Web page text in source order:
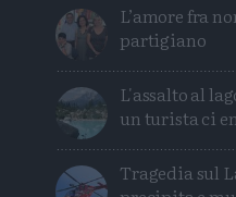
L’amore fra
partigiano
L'assalto al
un turista ci
Tragedia sul